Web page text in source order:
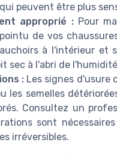
peuvent être plus
approprié :Pour
de vos
à l'intérieur et
sec à l'abri de
: Les signes d'usure
les semelles
Consultez un
sont
irréversibles.